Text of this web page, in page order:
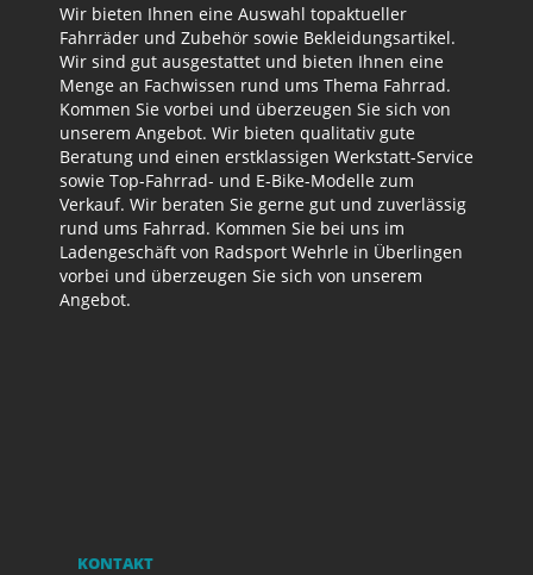
Wir bieten Ihnen eine Auswahl topaktueller
Fahrräder und Zubehör sowie Bekleidungsartikel.
Wir sind gut ausgestattet und bieten Ihnen eine
Menge an Fachwissen rund ums Thema Fahrrad.
Kommen Sie vorbei und überzeugen Sie sich von
unserem Angebot. Wir bieten qualitativ gute
Beratung und einen erstklassigen Werkstatt-Service
sowie Top-Fahrrad- und E-Bike-Modelle zum
Verkauf. Wir beraten Sie gerne gut und zuverlässig
rund ums Fahrrad. Kommen Sie bei uns im
Ladengeschäft von Radsport Wehrle in Überlingen
vorbei und überzeugen Sie sich von unserem
Angebot.
KONTAKT